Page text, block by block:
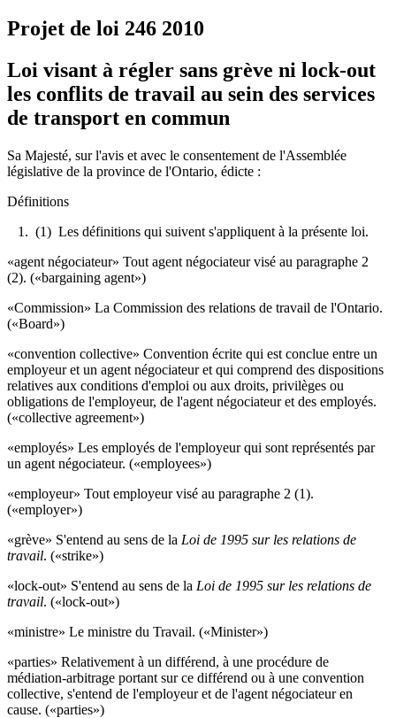
Projet de loi 246 2010
Loi visant à régler sans grève ni lock-out
les conflits de travail au sein des services
de transport en commun
Sa Majesté, sur l'avis et avec le consentement de l'Assemblée
législative de la province de l'Ontario, édicte :
Définitions
1. (1) Les définitions qui suivent s'appliquent à la présente loi.
«agent négociateur» Tout agent négociateur visé au paragraphe 2
(2). («bargaining agent»)
«Commission» La Commission des relations de travail de l'Ontario.
(«Board»)
«convention collective» Convention écrite qui est conclue entre un
employeur et un agent négociateur et qui comprend des dispositions
relatives aux conditions d'emploi ou aux droits, privilèges ou
obligations de l'employeur, de l'agent négociateur et des employés.
(«collective agreement»)
«employés» Les employés de l'employeur qui sont représentés par
un agent négociateur. («employees»)
«employeur» Tout employeur visé au paragraphe 2 (1).
(«employer»)
«grève» S'entend au sens de la Loi de 1995 sur les relations de
travail. («strike»)
«lock-out» S'entend au sens de la Loi de 1995 sur les relations de
travail. («lock-out»)
«ministre» Le ministre du Travail. («Minister»)
«parties» Relativement à un différend, à une procédure de
médiation-arbitrage portant sur ce différend ou à une convention
collective, s'entend de l'employeur et de l'agent négociateur en
cause. («parties»)